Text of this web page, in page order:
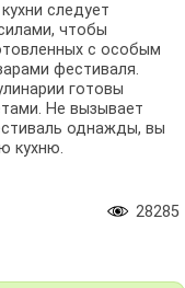
следует
чтобы
с особым
фестиваля.
готовы
Не вызывает
однажды, вы
кухню.
28285